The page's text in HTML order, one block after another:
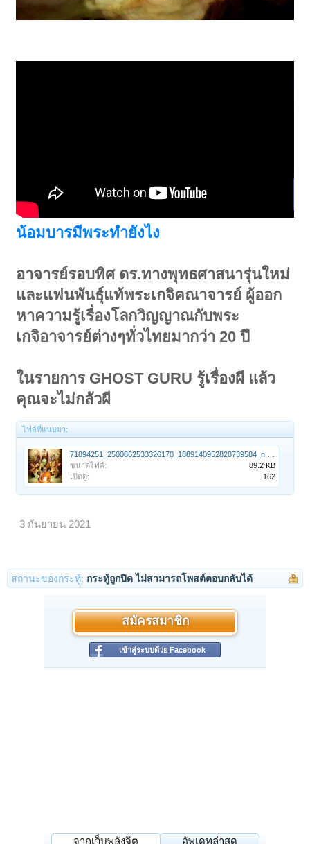
น้อมบารมีพระทำยังไง
อาจารย์รอบทิศ ดร.ทางพุทธศาสนารุ่นใหม่
และแฟนพันธุ์แท้พระเกจิคณาจารย์ ผู้ออก
หาความรู้เรื่องโลกวิญญาณกับพระ
เกจิอาจารย์ต่างๆทั่วไทยมากว่า 20 ปี
ในรายการ GHOST GURU รู้เรื่องผี แล้ว
คุณจะไม่กลัวผี
ไฟล์ที่แนบมา:
ขนาดไฟล์:
89.2 KB
เปิดดู:
162
3 กันยายน 2021
สถานะของกระทู้: กระทู้ถูกปิด ไม่สามารถโพสต์ตอบกลับได้
สมัครสมาชิก
เข้าสู่ระบบด้วย Facebook
จากเว็บพลังจิต อัพเดทล่าสุด